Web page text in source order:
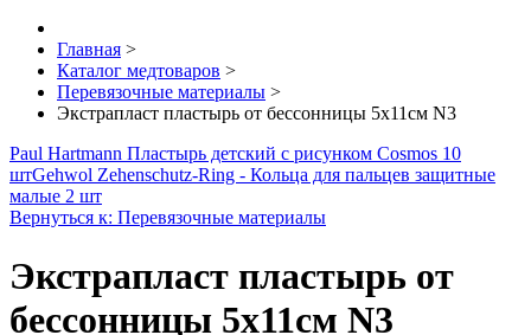
Главная >
Каталог медтоваров >
Перевязочные материалы >
Экстрапласт пластырь от бессонницы 5х11см N3
Paul Hartmann Пластырь детский с рисунком Cosmos 10
штGehwol Zehenschutz-Ring - Кольца для пальцев защитные
малые 2 шт
Вернуться к: Перевязочные материалы
Экстрапласт пластырь от
бессонницы 5х11см N3